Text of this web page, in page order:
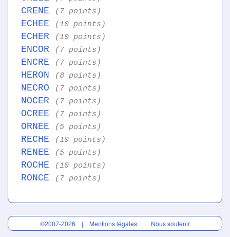
CRENE (7 points)
ECHEE (10 points)
ECHER (10 points)
ENCOR (7 points)
ENCRE (7 points)
HERON (8 points)
NECRO (7 points)
NOCER (7 points)
OCREE (7 points)
ORNEE (5 points)
RECHE (10 points)
RENEE (5 points)
ROCHE (10 points)
RONCE (7 points)
©2007-2026 | Mentions légales | Nous soutenir